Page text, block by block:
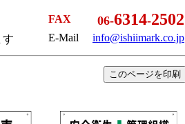
FAX 06-6314-2502
E-Mail info@ishiimark.co.jp
す
このページを印刷